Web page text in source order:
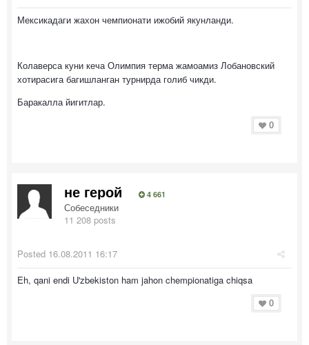
Мексикадаги жахон чемпионати ижобий якунланди.
Колаверса куни кеча Олимпия терма жамоамиз Лобановский
хотирасига багишланган турнирда голиб чикди.
Баракалла йигитлар.
0
не герой 4 661
Собеседники
11 208 posts
Posted 16.08.2011 16:17
Eh, qani endi U'zbekiston ham jahon chempionatiga chiqsa
0